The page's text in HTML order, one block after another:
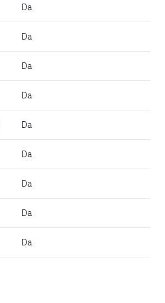
Da
Da
Da
Da
Da
Da
Da
Da
Da